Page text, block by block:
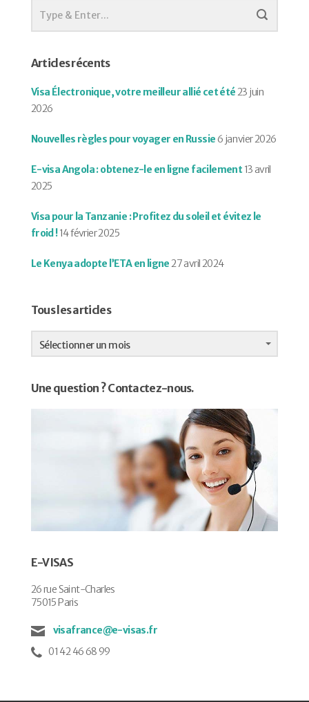
Articles récents
Visa Électronique, votre meilleur allié cet été23 juin
2026
Nouvelles règles pour voyager en Russie 6 janvier 2026
E-visa Angola : obtenez-le en ligne facilement 13 avril
2025
Visa pour la Tanzanie : Profitez du soleil et évitez le
froid !14 février 2025
Le Kenya adopte l’ETA en ligne27 avril 2024
Tous les articles
Tous
les
articles
Sélectionner un mois
Une question ? Contactez-nous.
E-VISAS
26 rue Saint-Charles
75015 Paris
visafrance@e-visas.fr
01 42 46 68 99